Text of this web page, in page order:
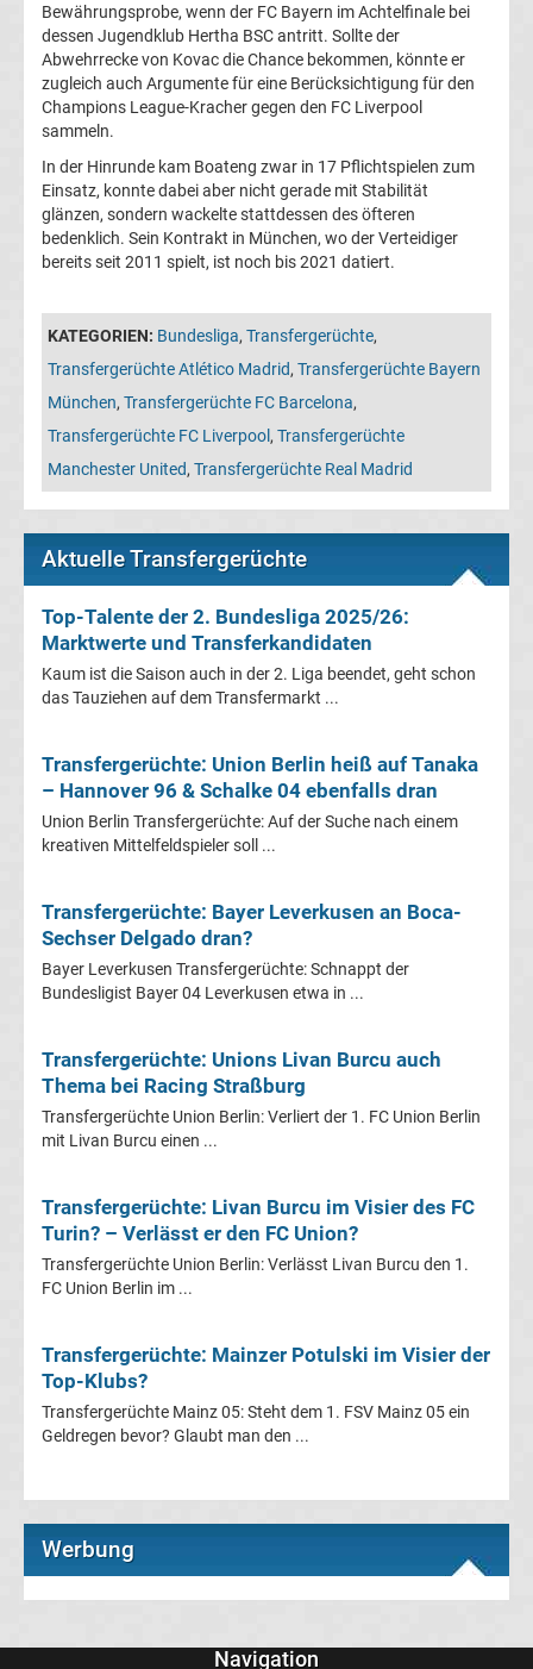
League
La
Serie
A
Türk.
Lig
Internat.
Fußball
UEFA
Youth
Fußball
Fußball
EM
Transferticker
-
vom
Bundesliga
international
Bewährungsprobe, wenn der FC Bayern im Achtelfinale bei
dessen Jugendklub Hertha BSC antritt. Sollte der
Abwehrrecke von Kovac die Chance bekommen, könnte er
zugleich auch Argumente für eine Berücksichtigung für den
Champions League-Kracher gegen den FC Liverpool
sammeln.
In der Hinrunde kam Boateng zwar in 17 Pflichtspielen zum
Einsatz, konnte dabei aber nicht gerade mit Stabilität
glänzen, sondern wackelte stattdessen des öfteren
bedenklich. Sein Kontrakt in München, wo der Verteidiger
bereits seit 2011 spielt, ist noch bis 2021 datiert.
KATEGORIEN: Bundesliga, Transfergerüchte,
Transfergerüchte Atlético Madrid, Transfergerüchte Bayern
München, Transfergerüchte FC Barcelona,
Transfergerüchte FC Liverpool, Transfergerüchte
Manchester United, Transfergerüchte Real Madrid
Aktuelle Transfergerüchte
Top-Talente der 2. Bundesliga 2025/26:
Marktwerte und Transferkandidaten
Kaum ist die Saison auch in der 2. Liga beendet, geht schon
das Tauziehen auf dem Transfermarkt ...
Transfergerüchte: Union Berlin heiß auf Tanaka
– Hannover 96 & Schalke 04 ebenfalls dran
Union Berlin Transfergerüchte: Auf der Suche nach einem
kreativen Mittelfeldspieler soll ...
Transfergerüchte: Bayer Leverkusen an Boca-
Sechser Delgado dran?
Bayer Leverkusen Transfergerüchte: Schnappt der
Bundesligist Bayer 04 Leverkusen etwa in ...
Transfergerüchte: Unions Livan Burcu auch
Thema bei Racing Straßburg
Transfergerüchte Union Berlin: Verliert der 1. FC Union Berlin
mit Livan Burcu einen ...
Transfergerüchte: Livan Burcu im Visier des FC
Turin? – Verlässt er den FC Union?
Transfergerüchte Union Berlin: Verlässt Livan Burcu den 1.
FC Union Berlin im ...
Transfergerüchte: Mainzer Potulski im Visier der
Top-Klubs?
Transfergerüchte Mainz 05: Steht dem 1. FSV Mainz 05 ein
Geldregen bevor? Glaubt man den ...
Werbung
Navigation